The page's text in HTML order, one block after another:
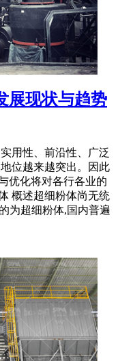
展现状与趋势
用性、前沿性、广泛
位越来越突出。因此
优化将对各行各业的
概述超细粉体尚无统
为超细粉体,国内普遍